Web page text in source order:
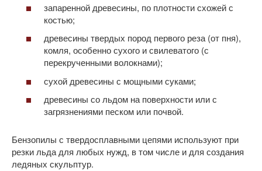
запаренной древесины, по плотности схожей с
костью;
древесины твердых пород первого реза (от пня),
комля, особенно сухого и свилеватого (с
перекрученными волокнами);
сухой древесины с мощными суками;
древесины со льдом на поверхности или с
загрязнениями песком или почвой.
Бензопилы с твердосплавными цепями используют при
резки льда для любых нужд, в том числе и для создания
ледяных скульптур.